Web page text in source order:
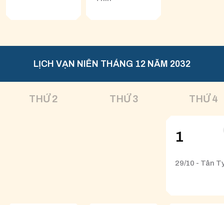
LỊCH VẠN NIÊN THÁNG 12 NĂM 2032
THỨ 2 THỨ 3 THỨ 4
1
29/10 - Tân